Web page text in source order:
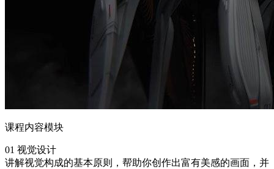
课程内容模块
01 视觉设计
讲解视觉构成的基本原则，帮助你创作出富有美感的画面，并